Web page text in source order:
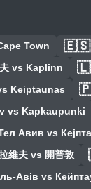
Town 🇪🇸
vs Kaplinn
Keiptaunas
vs Kapkaupunki
Авив vs
維夫 vs 開普敦
Авів vs